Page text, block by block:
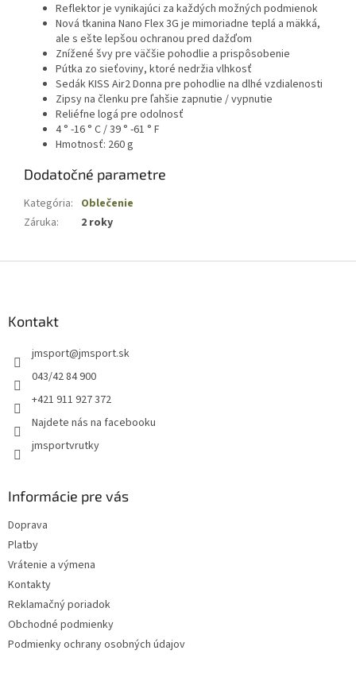
Reflektor je vynikajúci za každých možných podmienok
Nová tkanina Nano Flex 3G je mimoriadne teplá a mäkká,
ale s ešte lepšou ochranou pred dažďom
Znížené švy pre väčšie pohodlie a prispôsobenie
Pútka zo sieťoviny, ktoré nedržia vlhkosť
Sedák KISS Air2 Donna pre pohodlie na dlhé vzdialenosti
Zipsy na členku pre ľahšie zapnutie / vypnutie
Reliéfne logá pre odolnosť
4 ° -16 ° C / 39 ° -61 ° F
Hmotnosť: 260 g
Dodatočné parametre
Kategória: Oblečenie
Záruka: 2 roky
Kontakt
jmsport@jmsport.sk
043/42 84 900
+421 911 927 372
Najdete nás na facebooku
jmsportvrutky
Informácie pre vás
Doprava
Platby
Vrátenie a výmena
Kontakty
Reklamačný poriadok
Obchodné podmienky
Podmienky ochrany osobných údajov